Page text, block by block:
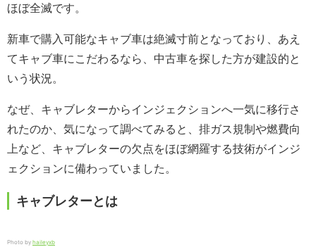
ほぼ全滅です。
新車で購入可能なキャブ車は絶滅寸前となっており、あえ
てキャブ車にこだわるなら、中古車を探した方が建設的と
いう状況。
なぜ、キャブレターからインジェクションへ一気に移行さ
れたのか、気になって調べてみると、排ガス規制や燃費向
上など、キャブレターの欠点をほぼ網羅する技術がインジ
ェクションに備わっていました。
キャブレターとは
Photo by haileyxb